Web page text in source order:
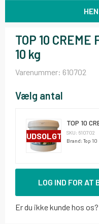
TOP 10 CREME
10 kg
Varenummer: 610702
Vælg antal
UDSOLGT
TOP 10
SKU: 610702
Brand: Top 10
LOG IND FOR AT
Er du ikke kunde hos os?